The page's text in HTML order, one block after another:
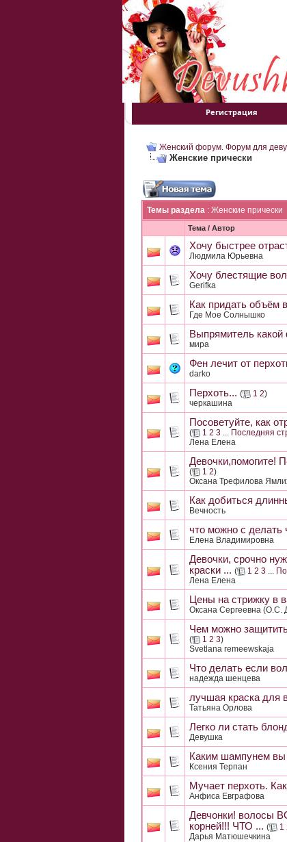
Регистрация
Женский форум. Форум для
Женские прически
Темы раздела : Женские прически
Тема / Автор
Хочу быстрее
Людмила Юрьевна
Хочу блестящие
Gerifka
Как придать объём
Где Мое Солнышко
Выпрямитель
мира
Фен лечит от
darko
Перхоть... ( 1 2)
черкашина
Посоветуйте, как
( 1 2 3 ... Последняя
Лена Елена
Девочки,помогите!
( 1 2)
Оксана Трефилова
Как добиться
Вечность
что можно с
Елена Владимировна
Девочки, срочно
краски ... ( 1 2 3 ...
Лена Елена
Цены на стрижку в
Оксана Сергеевна (О.С.
Чем можно
( 1 2 3)
Svetlana remeewskaja
Что делать если
надежда шенцева
лучшая краска для
Татьяна Орлова
Легко ли стать
Девушка
Каким шампунем вы
Ксения Терпан
Мучает перхоть.
Анфиса Евграфова
Девчонки!
корней!!! ЧТО ... ( 1
Дарья Матюшечкина